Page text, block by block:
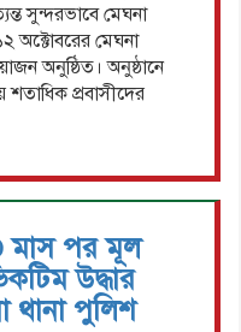
সুন্দরভাবে মেঘনা
অক্টোবরের মেঘনা
অনুষ্ঠিত। অনুষ্ঠানে
শতাধিক প্রবাসীদের
মাস পর মূল
উদ্ধার
থানা পুলিশ